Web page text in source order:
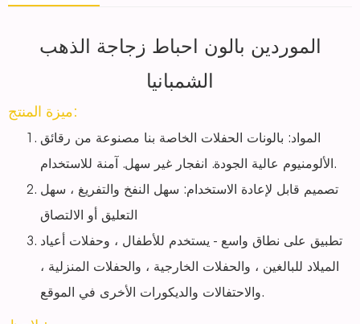
الموردين بالون احباط زجاجة الذهب
الشمبانيا
ميزة المنتج:
المواد: بالونات الحفلات الخاصة بنا مصنوعة من رقائق
الألومنيوم عالية الجودة. انفجار غير سهل. آمنة للاستخدام.
تصميم قابل لإعادة الاستخدام: سهل النفخ والتفريغ ، سهل
التعليق أو الالتصاق
تطبيق على نطاق واسع - يستخدم للأطفال ، وحفلات أعياد
الميلاد للبالغين ، والحفلات الخارجية ، والحفلات المنزلية ،
والاحتفالات والديكورات الأخرى في الموقع.